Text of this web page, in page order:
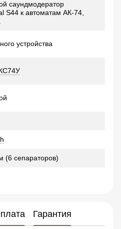
саундмодератор
S44 к автоматам АК-74,
устройства
(6 сепараторов)
Гарантия